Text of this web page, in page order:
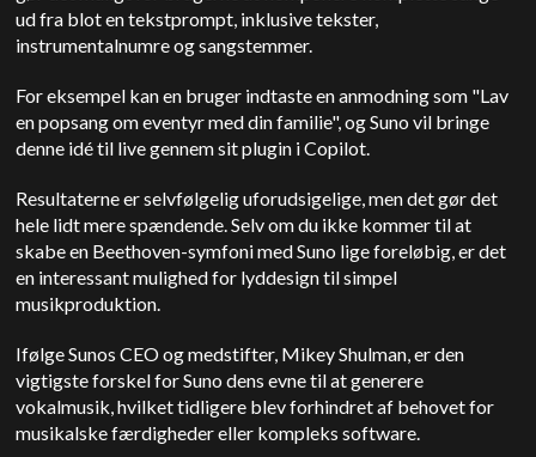
ud fra blot en tekstprompt, inklusive tekster,
instrumentalnumre og sangstemmer.
For eksempel kan en bruger indtaste en anmodning som "Lav
en popsang om eventyr med din familie", og Suno vil bringe
denne idé til live gennem sit plugin i Copilot.
Resultaterne er selvfølgelig uforudsigelige, men det gør det
hele lidt mere spændende. Selv om du ikke kommer til at
skabe en Beethoven-symfoni med Suno lige foreløbig, er det
en interessant mulighed for lyddesign til simpel
musikproduktion.
Ifølge Sunos CEO og medstifter, Mikey Shulman, er den
vigtigste forskel for Suno dens evne til at generere
vokalmusik, hvilket tidligere blev forhindret af behovet for
musikalske færdigheder eller kompleks software.